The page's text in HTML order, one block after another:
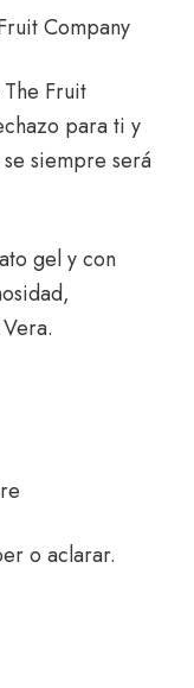
Company
Fruit
para ti y
se siempre será
gel y con
o aclarar.